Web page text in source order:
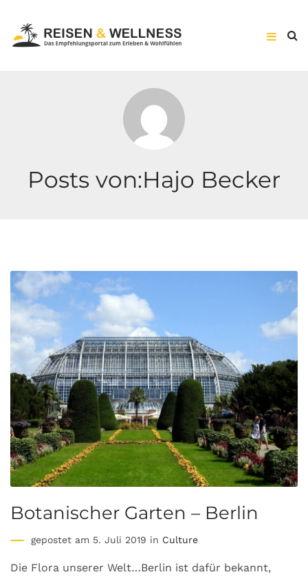
Posts von:Hajo Becker
Botanischer Garten – Berlin
gepostet am 5. Juli 2019 in Culture
Die Flora unserer Welt…Berlin ist dafür bekannt,